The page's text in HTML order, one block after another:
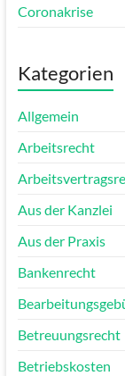
Coronakrise
Kategorien
Allgemein
Arbeitsrecht
Aus der Kanzlei
Aus der Praxis
Bankenrecht
Betreuungsrecht
Betriebskosten